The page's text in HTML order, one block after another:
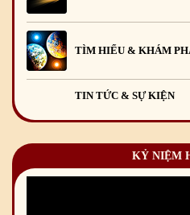
TÌM HIỂU & KHÁM
TIN TỨC & SỰ KIỆN
KỶ NIỆM